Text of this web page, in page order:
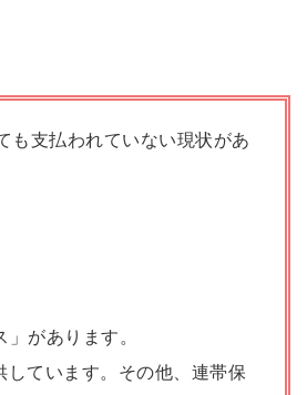
も支払われていない現状があ
があります。
ています。その他、連帯保